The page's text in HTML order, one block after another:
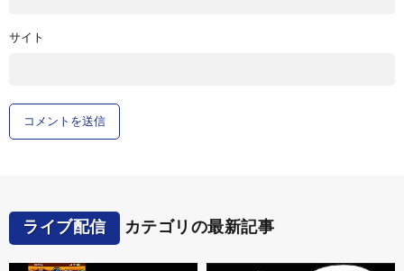
サイト
ライブ配信 カテゴリの最新記事